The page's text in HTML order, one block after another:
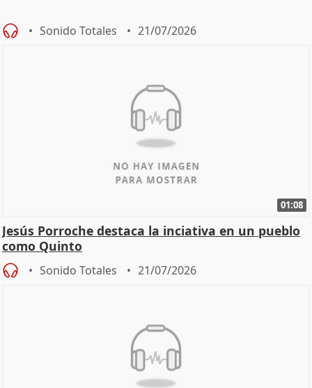
Sonido Totales 21/07/2026
01:08
Jesús Porroche destaca la inciativa en un pueblo
como Quinto
Sonido Totales 21/07/2026